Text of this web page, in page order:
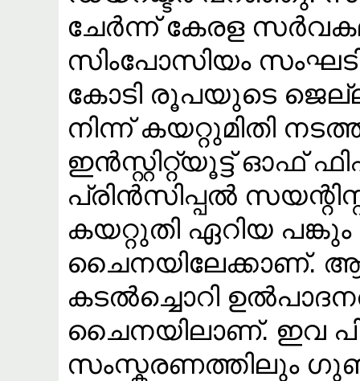
ചേർന്ന് കേരള
സിംപോസിയം
കോടി രൂപയുടെ
നിന്ന് കയറ്റുമിതി
ഇൻസ്റ്റിറ്റ്യൂട്ട് ഓഫ്
പ്രിൻസിപ്പൽ
കയറ്റുതി ഏറിയ
ചൈനയിലേക്കാണ്.
കടൽച്ചൊറി
ചൈനയിലാണ്. ഇവ
സംസ്കരണത്തിലും